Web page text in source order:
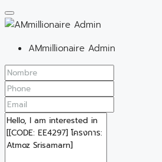
AMmillionaire Admin